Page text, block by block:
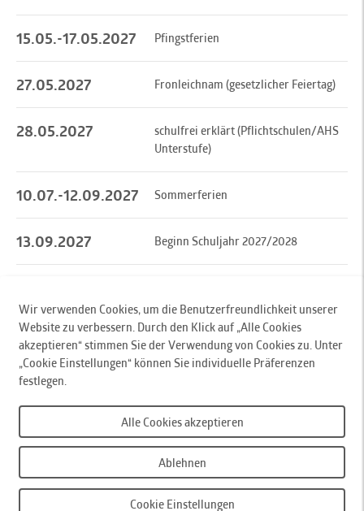
15.05.-17.05.2027 Pfingstferien
27.05.2027 Fronleichnam (gesetzlicher Feiertag)
28.05.2027
schulfrei erklärt (Pflichtschulen/AHS
Unterstufe)
10.07.-12.09.2027 Sommerferien
13.09.2027 Beginn Schuljahr 2027/2028
Nach Oben
Innsbrucker Verkehrsbetriebe und Stubaitalbahn GmbH, Pastorstr. 5, 6010 Innsbruck,
Austria, T+43 512 53 07-0,
IVB-KundInnencenter, Stainerstraße 2, 6020 Innsbruck, T+43 512 53 07-500, Mo - Fr,
07:30 - 18:00 Uhr, weitere Kontakte
Impressum
Wir verwenden Cookies, um die Benutzerfreundlichkeit unserer
Website zu verbessern. Durch den Klick auf „Alle Cookies
akzeptieren“ stimmen Sie der Verwendung von Cookies zu. Unter
„Cookie Einstellungen“ können Sie individuelle Präferenzen
festlegen.
Cookie Einstellungen
Ablehnen
Alle Cookies akzeptieren